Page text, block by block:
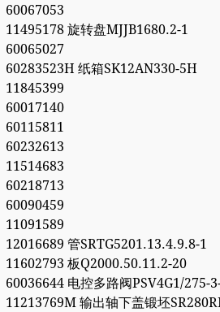
60067053
11495178 旋转盘MJJB1680.2-1
60065027
60283523H 纸箱SK12AN330-5H
11845399
60017140
60115811
60232613
11514683
60218713
60090459
11091589
12016689 管SRTG5201.13.4.9.8-1
11602793 板Q2000.50.11.2-20
60036644 电控多路阀PSV4G1/275-
11213769M 输出轴下盖锻坯